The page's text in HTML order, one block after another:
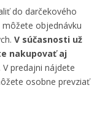
do darčekového
objednávku
V súčasnosti už
nakupovať aj
V predajni nájdete
osobne prevziať